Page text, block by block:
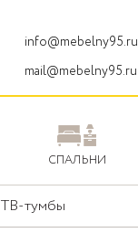
info@mebelny95.ru
mail@mebelny95.ru
СПАЛЬНИ
ТВ-тумбы